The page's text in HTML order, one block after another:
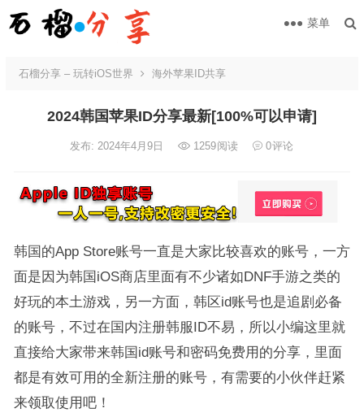
菜单
石榴分享 – 玩转iOS世界 海外苹果ID共享
2024韩国苹果ID分享最新[100%可以申请]
发布: 2024年4月9日 1259阅读 0评论
韩国的App Store账号一直是大家比较喜欢的账号，一方
面是因为韩国iOS商店里面有不少诸如DNF手游之类的
好玩的本土游戏，另一方面，韩区id账号也是追剧必备
的账号，不过在国内注册韩服ID不易，所以小编这里就
直接给大家带来韩国id账号和密码免费用的分享，里面
都是有效可用的全新注册的账号，有需要的小伙伴赶紧
来领取使用吧！